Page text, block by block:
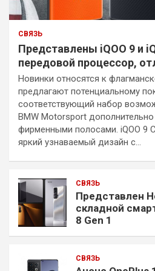
СВЯЗЬ
Представлены iQOO 9 и
передовой процессор,
Новинки относятся к
предлагают потенциальному
соответствующий набор
BMW Motorsport
фирменными полосами. iQOO 9
яркий узнаваемый дизайн с…
СВЯЗЬ
Представлен
складной
8 Gen 1
СВЯЗЬ